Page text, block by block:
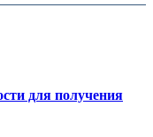
для получения